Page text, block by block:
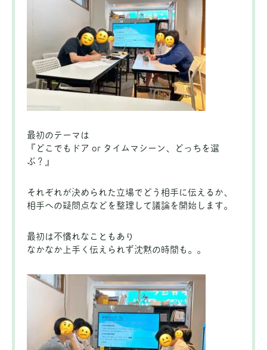
最初のテーマは
『どこでもドア or タイムマシーン、どっちを選
ぶ？』
それぞれが決められた立場でどう相手に伝えるか、
相手への疑問点などを整理して議論を開始します。
最初は不慣れなこともあり
なかなか上手く伝えられず沈黙の時間も。。